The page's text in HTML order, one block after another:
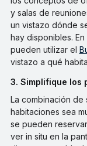
y salas de
un vistazo dónde
hay disponibles.
pueden utilizar el
vistazo a qué
3. Simplifique
La combinación
habitaciones sea
se pueden
ver in situ en la